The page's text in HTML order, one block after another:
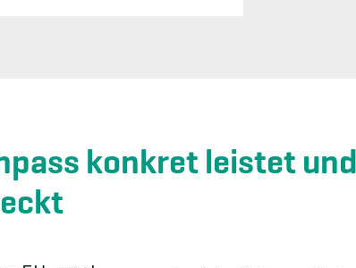
konkret leistet und